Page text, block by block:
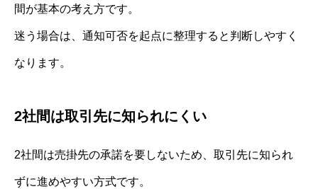
間が基本の考え方です。
迷う場合は、通知可否を起点に整理すると判断しやすく
なります。
2社間は取引先に知られにくい
2社間は売掛先の承諾を要しないため、取引先に知られ
ずに進めやすい方式です。